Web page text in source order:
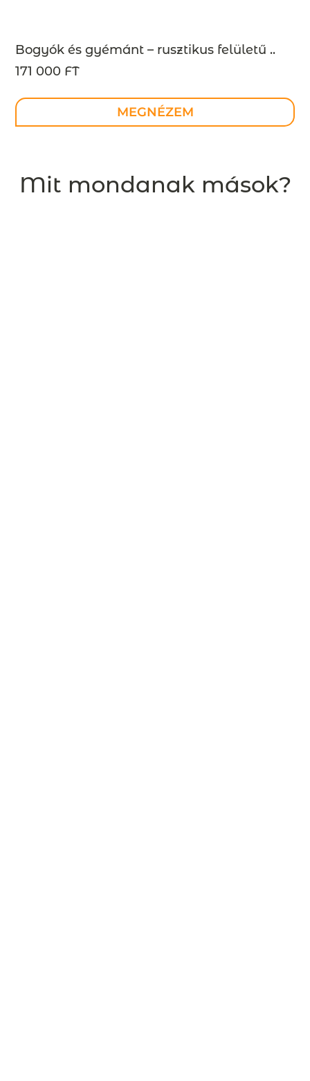
Bogyók és gyémánt – rusztikus felületű ..
171 000 FT
MEGNÉZEM
Mit mondanak mások?